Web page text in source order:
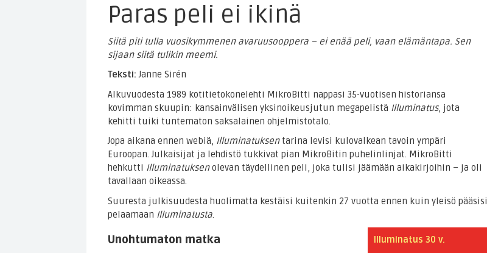
Paras peli ei ikinä
Siitä piti tulla vuosikymmenen avaruusooppera – ei enää peli, vaan elämäntapa. Sen
sijaan siitä tulikin meemi.
Teksti: Janne Sirén
Alkuvuodesta 1989 kotitietokonelehti MikroBitti nappasi 35-vuotisen historiansa
kovimman skuupin: kansainvälisen yksinoikeusjutun megapelistä Illuminatus, jota
kehitti tuiki tuntematon saksalainen ohjelmistotalo.
Jopa aikana ennen webiä, Illuminatuksentarina levisi kulovalkean tavoin ympäri
Euroopan. Julkaisijat ja lehdistö tukkivat pian MikroBitin puhelinlinjat. MikroBitti
hehkutti Illuminatuksenolevan täydellinen peli, joka tulisi jäämään aikakirjoihin – ja oli
tavallaan oikeassa.
Suuresta julkisuudesta huolimatta kestäisi kuitenkin 27 vuotta ennen kuin yleisö pääsisi
pelaamaan Illuminatusta.
Illuminatus 30 v.
Unohtumaton matka